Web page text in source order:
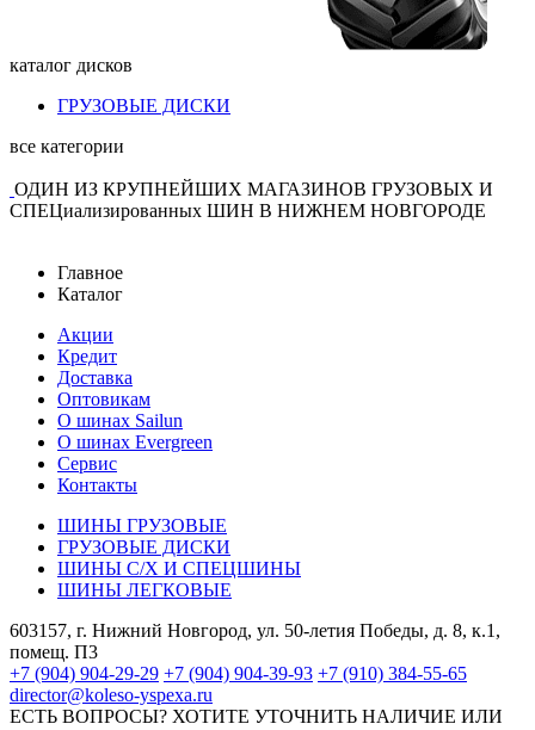
каталог дисков
ГРУЗОВЫЕ ДИСКИ
все категории
ОДИН ИЗ КРУПНЕЙШИХ МАГАЗИНОВ ГРУЗОВЫХ И
СПЕЦиализированных ШИН В НИЖНЕМ НОВГОРОДЕ
Главное
Каталог
Акции
Кредит
Доставка
Оптовикам
О шинах Sailun
О шинах Evergreen
Сервис
Контакты
ШИНЫ ГРУЗОВЫЕ
ГРУЗОВЫЕ ДИСКИ
ШИНЫ С/Х И СПЕЦШИНЫ
ШИНЫ ЛЕГКОВЫЕ
603157, г. Нижний Новгород, ул. 50-летия Победы, д. 8, к.1,
помещ. П3
+7 (904) 904-29-29 +7 (904) 904-39-93 +7 (910) 384-55-65
director@koleso-yspexa.ru
ЕСТЬ ВОПРОСЫ? ХОТИТЕ УТОЧНИТЬ НАЛИЧИЕ ИЛИ